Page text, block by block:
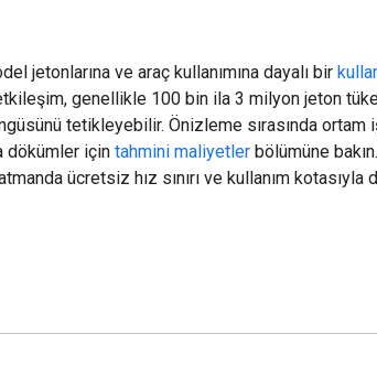
jetonlarına ve araç kullanımına dayalı bir
genellikle 100 bin ila 3 milyon jeton
tetikleyebilir. Önizleme sırasında ortam
dökümler için tahmini maliyetler bölümüne bakın.
ücretsiz hız sınırı ve kullanım kotasıyla